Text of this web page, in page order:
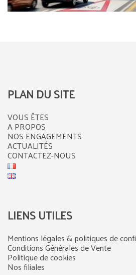
PLAN DU SITE
VOUS ÊTES
A PROPOS
NOS ENGAGEMENTS
ACTUALITÉS
CONTACTEZ-NOUS
LIENS UTILES
Mentions légales & politiques de
Conditions Générales de Vente
Politique de cookies
Nos filiales